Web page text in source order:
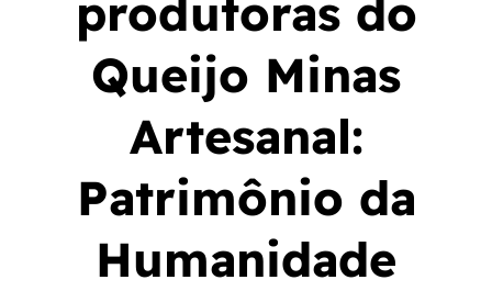
produtoras do
Queijo Minas
Artesanal:
Patrimônio da
Humanidade